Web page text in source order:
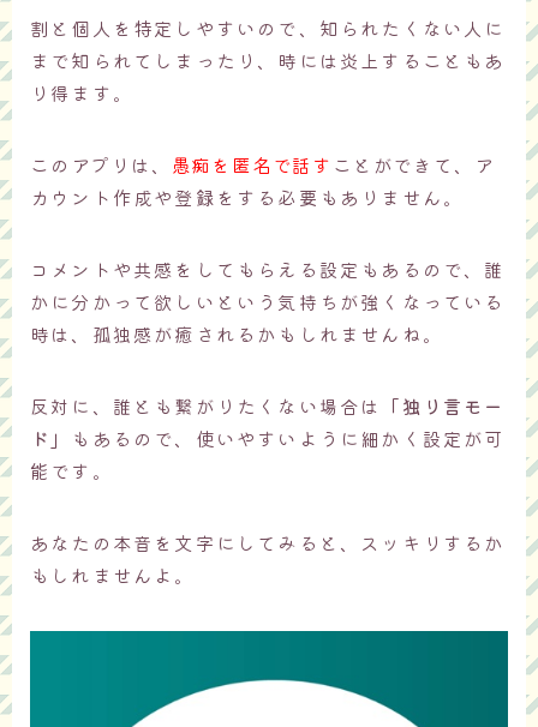
割と個人を特定しやすいので、知られたくない人に
まで知られてしまったり、時には炎上することもあ
り得ます。
このアプリは、 愚痴を匿名で話す ことができて、
ア
カウント作成や登録をする必要もありません。
コメントや共感をしてもらえる設定もあるので、誰
かに分かって欲しいという気持ちが強くなっている
時は、孤独感が癒されるかもしれませんね。
反対に、誰とも繋がりたくない場合は 「独り言モー
ド」
もあるので、使いやすいように細かく設定が可
能です。
あなたの本音を文字にしてみると、スッキリするか
もしれませんよ。